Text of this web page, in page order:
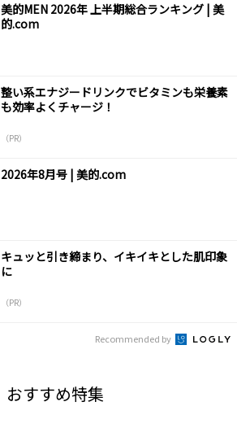
美的MEN 2026年 上半期総合ランキング | 美
的.com
整い系エナジードリンクでビタミンも栄養素
も効率よくチャージ！
（PR）
2026年8月号 | 美的.com
キュッと引き締まり、イキイキとした肌印象
に
（PR）
Recommended by
おすすめ特集